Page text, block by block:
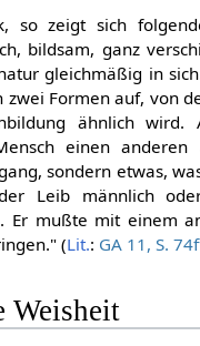
so zeigt sich
bildsam, ganz
gleichmäßig in
Formen auf, von
ähnlich wird.
einen anderen
sondern etwas,
Leib männlich
Er mußte mit einem
(Lit.: GA 11, S.
Weisheit